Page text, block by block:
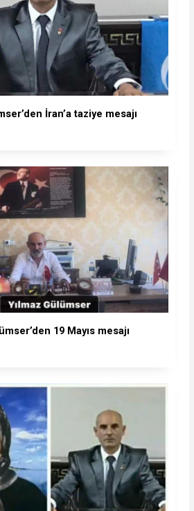
İran’a taziye mesajı
19 Mayıs mesajı